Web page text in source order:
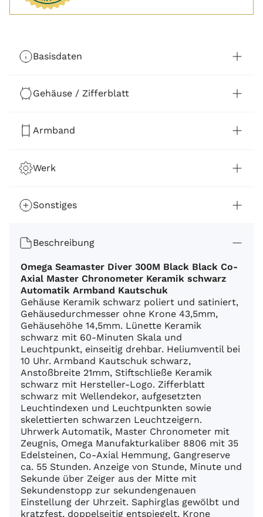
Basisdaten
Gehäuse / Zifferblatt
Armband
Werk
Sonstiges
Beschreibung
Omega Seamaster Diver 300M Black Black Co-
Axial Master Chronometer Keramik schwarz
Automatik Armband Kautschuk
Gehäuse Keramik schwarz poliert und satiniert,
Gehäusedurchmesser ohne Krone 43,5mm,
Gehäusehöhe 14,5mm. Lünette Keramik
schwarz mit 60-Minuten Skala und
Leuchtpunkt, einseitig drehbar. Heliumventil bei
10 Uhr. Armband Kautschuk schwarz,
Anstoßbreite 21mm, Stiftschließe Keramik
schwarz mit Hersteller-Logo. Zifferblatt
schwarz mit Wellendekor, aufgesetzten
Leuchtindexen und Leuchtpunkten sowie
skelettierten schwarzen Leuchtzeigern.
Uhrwerk Automatik, Master Chronometer mit
Zeugnis, Omega Manufakturkaliber 8806 mit 35
Edelsteinen, Co-Axial Hemmung, Gangreserve
ca. 55 Stunden. Anzeige von Stunde, Minute und
Sekunde über Zeiger aus der Mitte mit
Sekundenstopp zur sekundengenauen
Einstellung der Uhrzeit. Saphirglas gewölbt und
kratzfest, doppelseitig entspiegelt. Krone